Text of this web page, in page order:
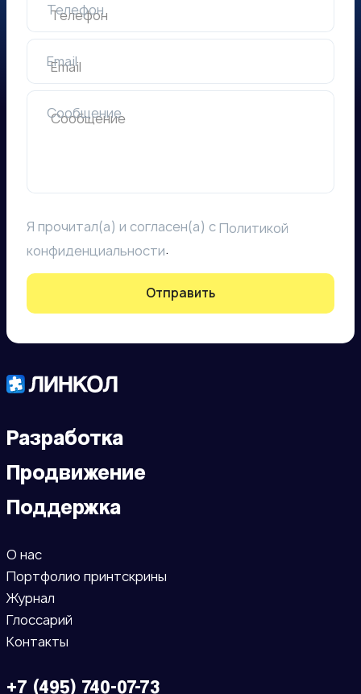
Телефон
Email
Сообщение
Я прочитал(а) и согласен(а) сПолитикой
конфиденциальности.
Отправить
Разработка
Продвижение
Поддержка
О нас
Портфолио принтскрины
Журнал
Глоссарий
Контакты
+7 (495) 740-07-73